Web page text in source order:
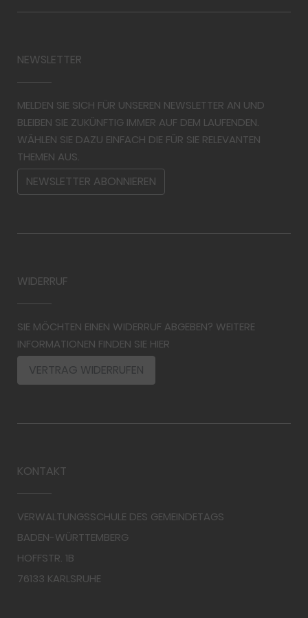
NEWSLETTER
MELDEN SIE SICH FÜR UNSEREN NEWSLETTER AN UND
BLEIBEN SIE ZUKÜNFTIG IMMER AUF DEM LAUFENDEN.
WÄHLEN SIE DAZU EINFACH DIE FÜR SIE RELEVANTEN
THEMEN AUS.
NEWSLETTER ABONNIEREN
WIDERRUF
SIE MÖCHTEN EINEN WIDERRUF ABGEBEN? WEITERE
INFORMATIONEN FINDEN SIE HIER
VERTRAG WIDERRUFEN
KONTAKT
VERWALTUNGSSCHULE DES GEMEINDETAGS
BADEN-WÜRTTEMBERG
HOFFSTR. 1B
76133 KARLSRUHE